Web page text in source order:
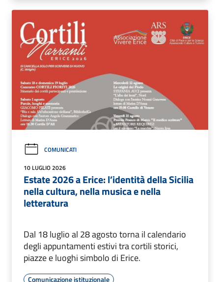
COMUNICATI
10 LUGLIO 2026
Estate 2026 a Erice: l’identità della Sicilia
nella cultura, nella musica e nella
letteratura
Dal 18 luglio al 28 agosto torna il calendario
degli appuntamenti estivi tra cortili storici,
piazze e luoghi simbolo di Erice.
Comunicazione istituzionale